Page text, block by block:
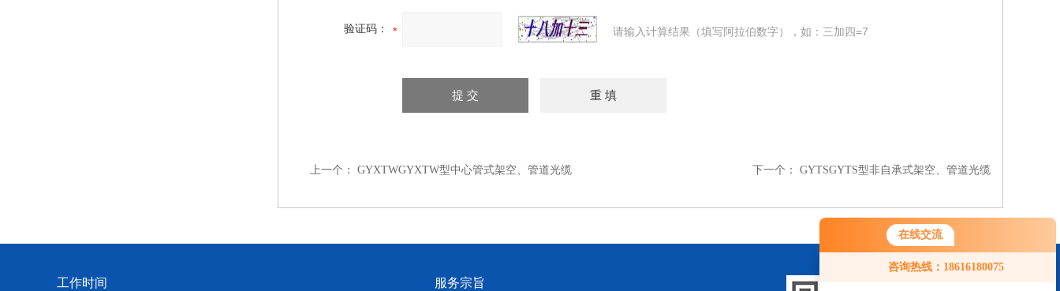
在线交流
咨询热线：18616180075
验证码： 请输入计算结果（填写阿拉伯数字），如：三加四=7
上一个： GYXTWGYXTW型中心管式架空、管道光缆 下一个： GYTSGYTS型非自承式架空、管道光缆
工作时间 服务宗旨